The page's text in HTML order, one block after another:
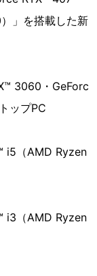
」を搭載した新
3060・GeForc
ップPC
i5（AMD Ryzen
i3（AMD Ryzen